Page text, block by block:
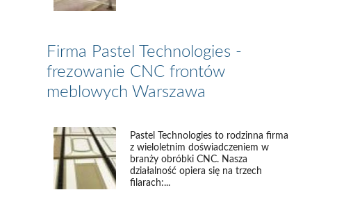
Firma Pastel Technologies -
frezowanie CNC frontów
meblowych Warszawa
Pastel Technologies to rodzinna firma
z wieloletnim doświadczeniem w
branży obróbki CNC. Nasza
działalność opiera się na trzech
filarach:...